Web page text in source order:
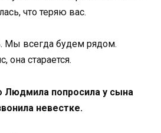
что теряю вас.
Мы всегда будем рядом.
она старается.
попросила у сына
невестке.